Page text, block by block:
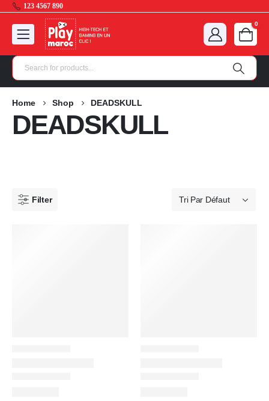
123 4567 890
0
Home Shop DEADSKULL
DEADSKULL
Filter